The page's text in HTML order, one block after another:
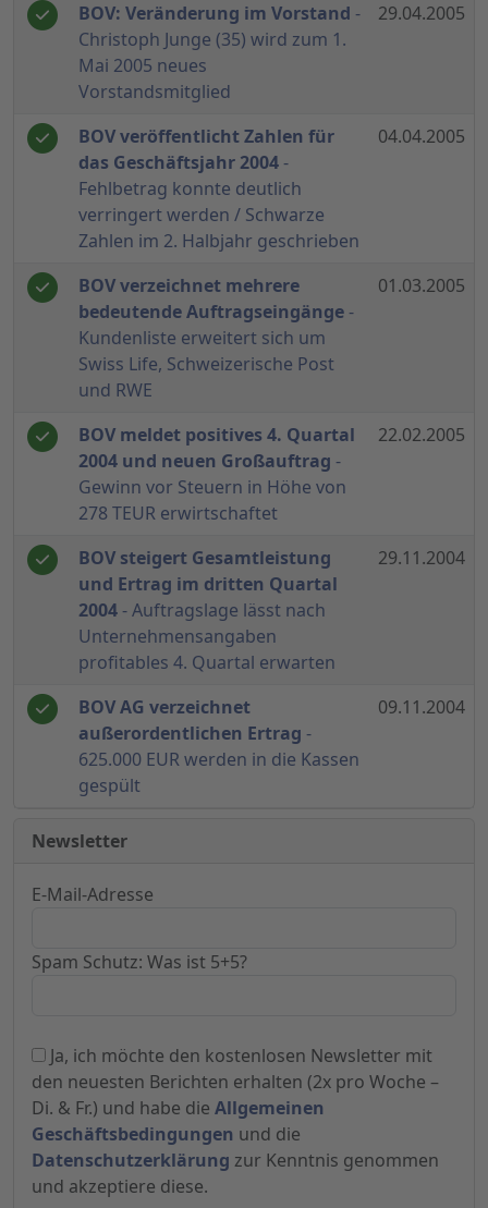
BOV: Veränderung im Vorstand -
Christoph Junge (35) wird zum 1.
Mai 2005 neues
Vorstandsmitglied
29.04.2005
BOV veröffentlicht Zahlen für
das Geschäftsjahr 2004-
Fehlbetrag konnte deutlich
verringert werden / Schwarze
Zahlen im 2. Halbjahr geschrieben
04.04.2005
BOV verzeichnet mehrere
bedeutende Auftragseingänge -
Kundenliste erweitert sich um
Swiss Life, Schweizerische Post
und RWE
01.03.2005
BOV meldet positives 4. Quartal
2004 und neuen Großauftrag -
Gewinn vor Steuern in Höhe von
278 TEUR erwirtschaftet
22.02.2005
BOV steigert Gesamtleistung
und Ertrag im dritten Quartal
2004 - Auftragslage lässt nach
Unternehmensangaben
profitables 4. Quartal erwarten
29.11.2004
BOV AG verzeichnet
außerordentlichen Ertrag -
625.000 EUR werden in die Kassen
gespült
09.11.2004
Newsletter
E-Mail-Adresse
Spam Schutz: Was ist 5+5?
Ja, ich möchte den kostenlosen Newsletter mit
den neuesten Berichten erhalten (2x pro Woche –
Di. & Fr.) und habe die Allgemeinen
Geschäftsbedingungen und die
Datenschutzerklärung zur Kenntnis genommen
und akzeptiere diese.